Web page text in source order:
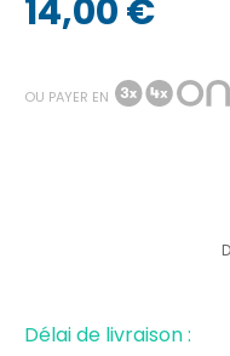
14,00 €
OU PAYER EN
Délai de livraison :